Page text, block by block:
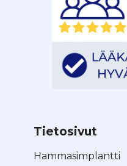
Tietosivut
Hammasimplantti